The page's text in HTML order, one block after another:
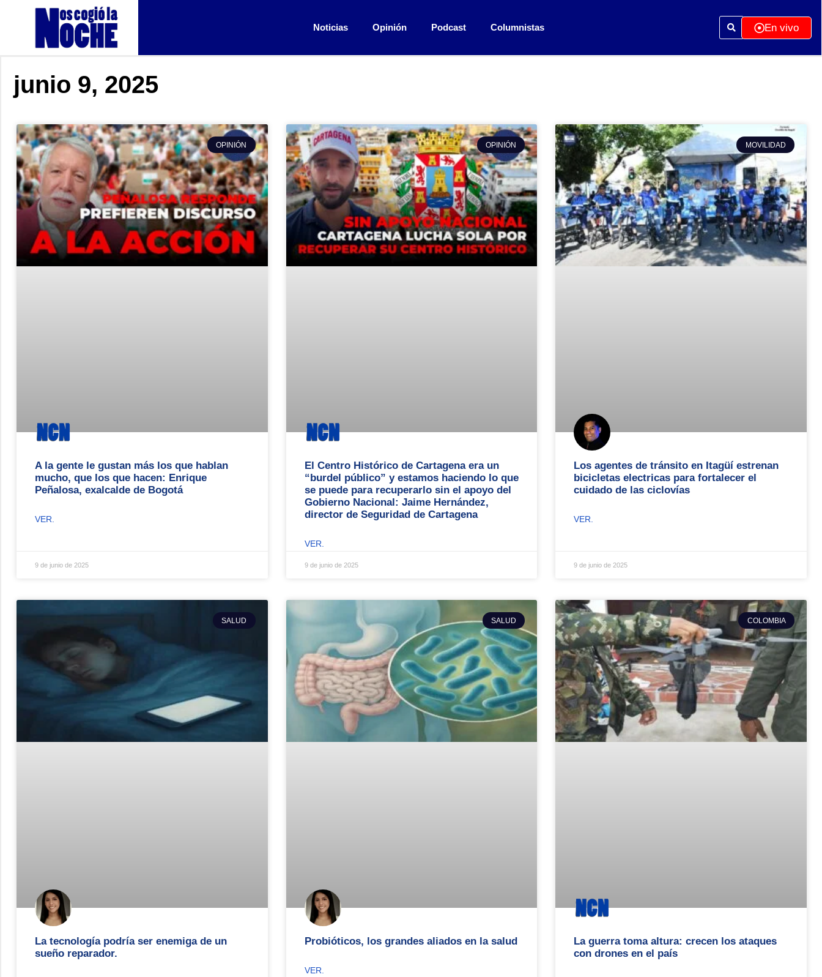
Noticias Opinión Podcast Columnistas En vivo
junio 9, 2025
OPINIÓN
A la gente le gustan más los que hablan
mucho, que los que hacen: Enrique
Peñalosa, exalcalde de Bogotá
VER.
9 de junio de 2025
OPINIÓN
El Centro Histórico de Cartagena era un
“burdel público” y estamos haciendo lo que
se puede para recuperarlo sin el apoyo del
Gobierno Nacional: Jaime Hernández,
director de Seguridad de Cartagena
VER.
9 de junio de 2025
MOVILIDAD
Los agentes de tránsito en Itagüí estrenan
bicicletas electricas para fortalecer el
cuidado de las ciclovías
VER.
9 de junio de 2025
SALUD
La tecnología podría ser enemiga de un
sueño reparador.
SALUD
Probióticos, los grandes aliados en la salud
VER.
COLOMBIA
La guerra toma altura: crecen los ataques
con drones en el país